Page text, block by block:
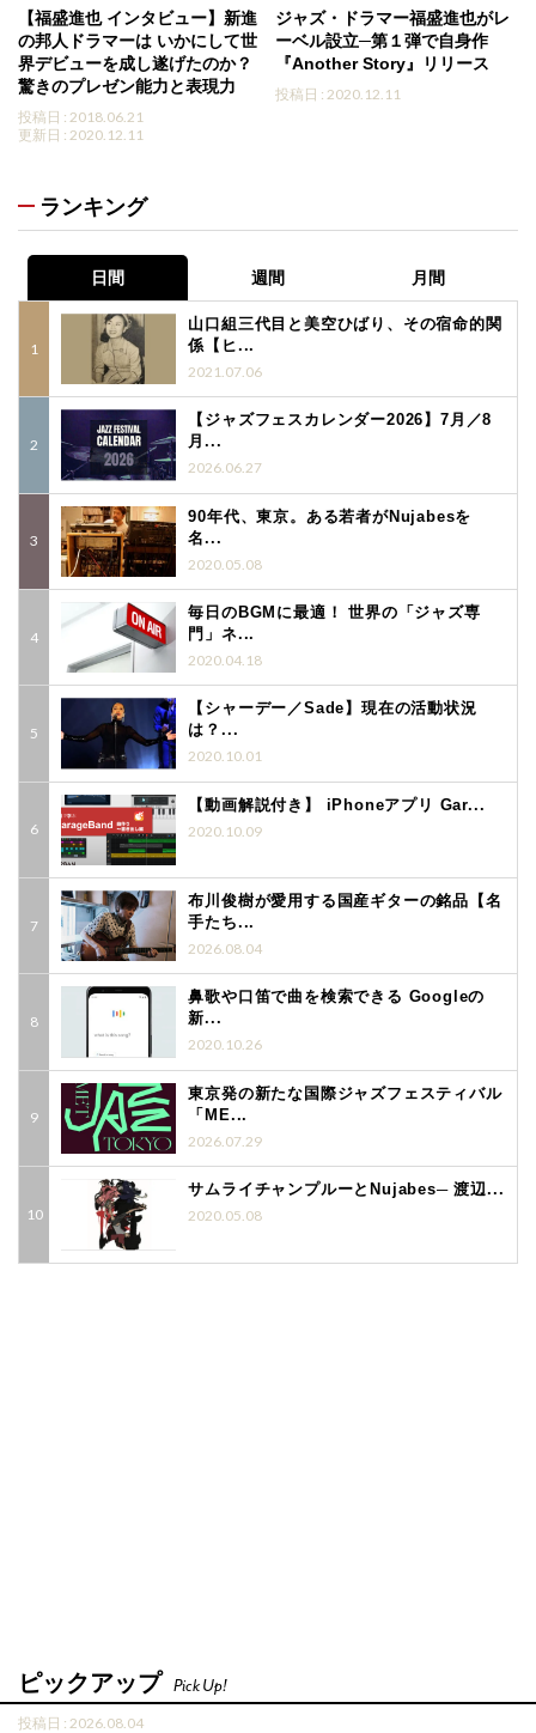
【福盛進也 インタビュー】新進
の邦人ドラマーは いかにして世
界デビューを成し遂げたのか？
驚きのプレゼン能力と表現力
投稿日 : 2018.06.21
更新日 : 2020.12.11
ジャズ・ドラマー福盛進也がレ
ーベル設立─第１弾で自身作
『Another Story』リリース
投稿日 : 2020.12.11
ランキング
日間 週間 月間
山口組三代目と美空ひばり、その宿命的関
係【ヒ...
2021.07.06
【ジャズフェスカレンダー2026】7月／8
月...
2026.06.27
90年代、東京。ある若者がNujabesを
名...
2020.05.08
毎日のBGMに最適！ 世界の「ジャズ専
門」ネ...
2020.04.18
【シャーデー／Sade】現在の活動状況
は？...
2020.10.01
【動画解説付き】 iPhoneアプリ Gar...
2020.10.09
布川俊樹が愛用する国産ギターの銘品【名
手たち...
2026.08.04
鼻歌や口笛で曲を検索できる Googleの
新...
2020.10.26
東京発の新たな国際ジャズフェスティバル
「ME...
2026.07.29
サムライチャンプルーとNujabes─ 渡辺...
2020.05.08
ピックアップ Pick Up!
投稿日 : 2026.08.04